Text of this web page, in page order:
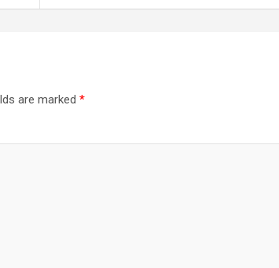
are marked *